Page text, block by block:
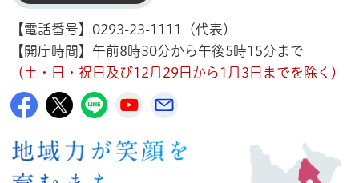
【電話番号】0293-23-1111（代表）
【開庁時間】午前8時30分から午後5時15分まで
（土・日・祝日及び12月29日から1月3日までを除く）
高萩市公式Facebook
高萩市公式X
高萩市公式LINE
高萩市YouTube公式チャンネル